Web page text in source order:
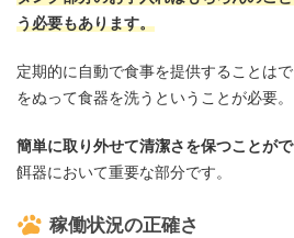
う必要もあります。
定期的に自動で食事を提供することは
をぬって食器を洗うということが必要。
簡単に取り外せて清潔さを保つことが
餌器において重要な部分です。
稼働状況の正確さ